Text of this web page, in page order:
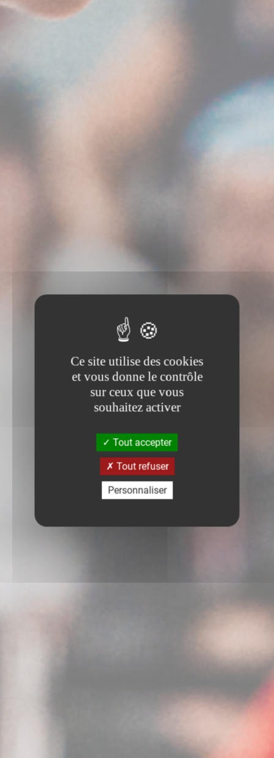
Ce site utilise des cookies
et vous donne le contrôle
sur ceux que vous
souhaitez activer
Tout accepter
Tout refuser
Personnaliser